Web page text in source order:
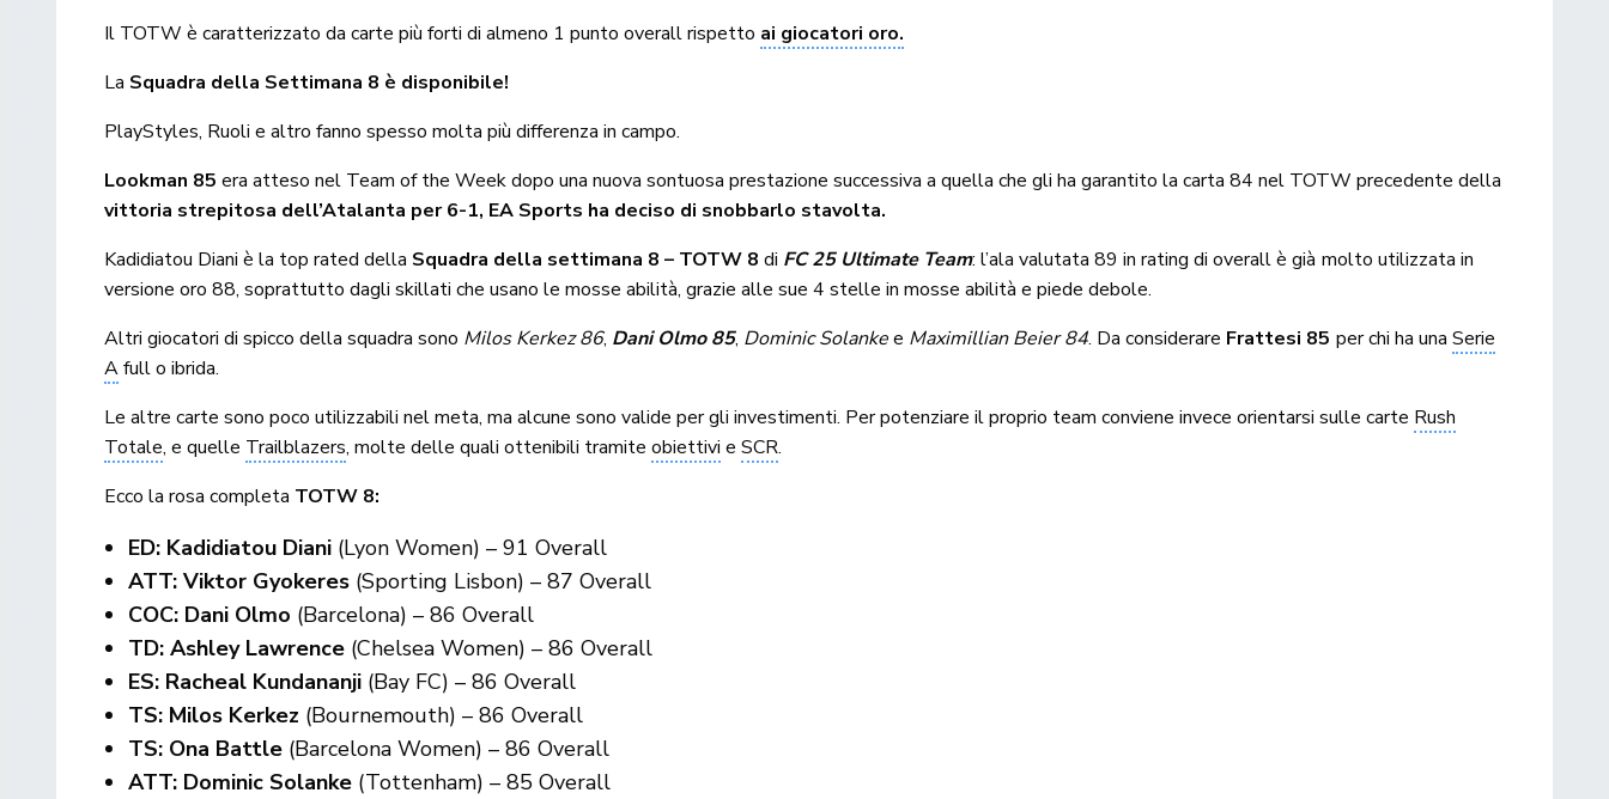
Il TOTW è caratterizzato da carte più forti di almeno 1 punto overall rispetto ai giocatori oro.
La Squadra della Settimana 8 è disponibile!
PlayStyles, Ruoli e altro fanno spesso molta più differenza in campo.
Lookman 85 era atteso nel Team of the Week dopo una nuova sontuosa prestazione successiva a quella che gli ha garantito la carta 84 nel TOTW precedente della
vittoria strepitosa dell’Atalanta per 6-1, EA Sports ha deciso di snobbarlo stavolta.
Kadidiatou Diani è la top rated della Squadra della settimana 8 – TOTW 8 di FC 25 Ultimate Team: l’ala valutata 89 in rating di overall è già molto utilizzata in
versione oro 88, soprattutto dagli skillati che usano le mosse abilità, grazie alle sue 4 stelle in mosse abilità e piede debole.
Altri giocatori di spicco della squadra sono Milos Kerkez 86, Dani Olmo 85, Dominic Solankee Maximillian Beier 84. Da considerare Frattesi 85 per chi ha una Serie
Afull o ibrida.
Le altre carte sono poco utilizzabili nel meta, ma alcune sono valide per gli investimenti. Per potenziare il proprio team conviene invece orientarsi sulle carte Rush
Totale, e quelle Trailblazers, molte delle quali ottenibili tramiteobiettivi eSCR.
Ecco la rosa completa TOTW 8:
ED: Kadidiatou Diani (Lyon Women) – 91 Overall
ATT: Viktor Gyokeres (Sporting Lisbon) – 87 Overall
COC: Dani Olmo (Barcelona) – 86 Overall
TD: Ashley Lawrence (Chelsea Women) – 86 Overall
ES: Racheal Kundananji (Bay FC) – 86 Overall
TS: Milos Kerkez (Bournemouth) – 86 Overall
TS: Ona Battle (Barcelona Women) – 86 Overall
ATT: Dominic Solanke (Tottenham) – 85 Overall